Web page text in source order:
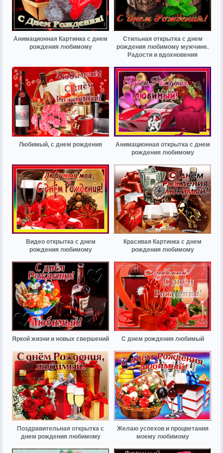
Анимационная Картинка с днем
рождения любимому
Стильная открытка с днем
рождения любимому мужчине.
Радости и вдохновения
Любимый, с днем рождения
Анимационная открытка с днем
рождения любимому
Видео открытка с днем
рождения любимому
Красивая Картинка с днем
рождения любимому
Яркой жизни и новых свершений С днем рождения любимый
Поздравительная открытка с
днем рождения любимому
Желаю успехов и процветания
моему любимому